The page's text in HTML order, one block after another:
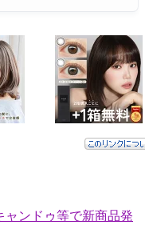
ンドゥ等で新商品発